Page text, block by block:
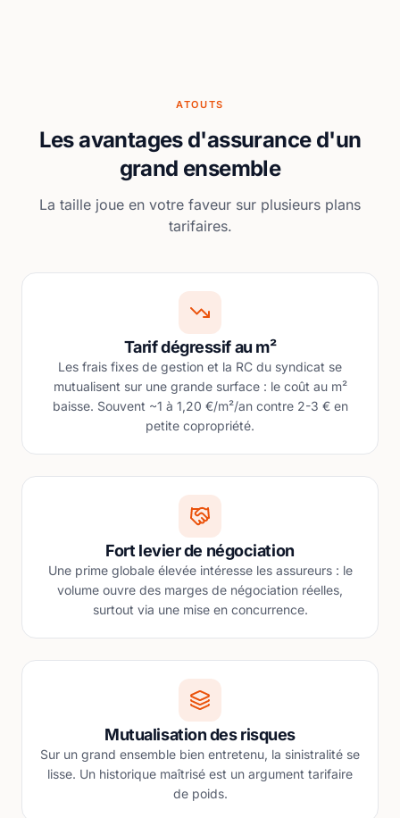
ATOUTS
Les avantages d'assurance d'un
grand ensemble
La taille joue en votre faveur sur plusieurs plans
tarifaires.
Tarif dégressif au m²
Les frais fixes de gestion et la RC du syndicat se
mutualisent sur une grande surface : le coût au m²
baisse. Souvent ~1 à 1,20 €/m²/an contre 2-3 € en
petite copropriété.
Fort levier de négociation
Une prime globale élevée intéresse les assureurs : le
volume ouvre des marges de négociation réelles,
surtout via une mise en concurrence.
Mutualisation des risques
Sur un grand ensemble bien entretenu, la sinistralité se
lisse. Un historique maîtrisé est un argument tarifaire
de poids.